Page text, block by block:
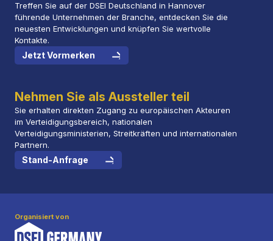
Treffen Sie auf der DSEI Deutschland in Hannover
führende Unternehmen der Branche, entdecken Sie die
neuesten Entwicklungen und knüpfen Sie wertvolle
Kontakte.
Jetzt Vormerken
Nehmen Sie als Aussteller teil
Sie erhalten direkten Zugang zu europäischen Akteuren
im Verteidigungsbereich, nationalen
Verteidigungsministerien, Streitkräften und internationalen
Partnern.
Stand-Anfrage
Organisiert von